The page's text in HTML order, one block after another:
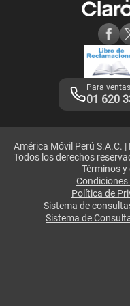
Adquirientes iPhone 6, 6S y
Mensaje de Seguridad
Términos y Condiciones de
Libro de Reclamaciones
Legales de marketplace
Para
01 620
América Móvil Perú S.A.C.
Todos los derechos
Términos
Política de
Sistema de
Sistema de